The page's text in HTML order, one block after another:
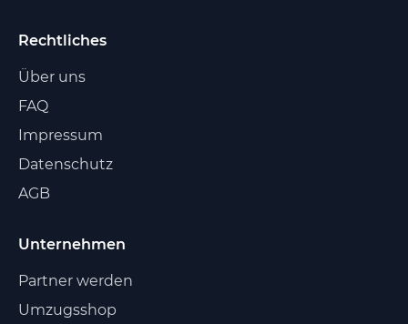
Rechtliches
Über uns
FAQ
Impressum
Datenschutz
AGB
Unternehmen
Partner werden
Umzugsshop